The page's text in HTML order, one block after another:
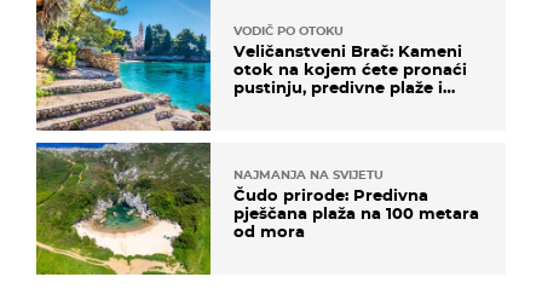
VODIČ PO OTOKU
Veličanstveni Brač: Kameni
otok na kojem ćete pronaći
pustinju, predivne plaže i
NAJMANJA NA SVIJETU
Čudo prirode: Predivna
pješčana plaža na 100 metara
od mora